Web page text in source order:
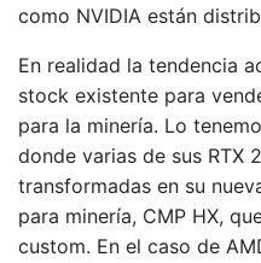
como NVIDIA están
En realidad la tendencia
stock existente para
para la minería. Lo
donde varias de sus RTX
transformadas en su
para minería, CMP HX,
custom. En el caso de